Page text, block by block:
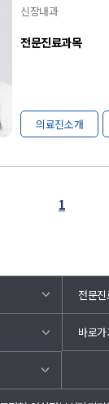
신장내과
전문진료과목
의료진소개
1
전문
바로가